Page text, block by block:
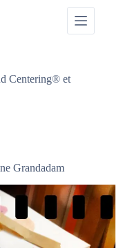
Centering® et
Grandadam